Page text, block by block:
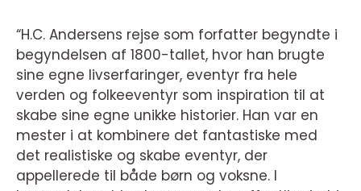
“H.C. Andersens rejse som forfatter begyndte i
begyndelsen af 1800-tallet, hvor han brugte
sine egne livserfaringer, eventyr fra hele
verden og folkeeventyr som inspiration til at
skabe sine egne unikke historier. Han var en
mester i at kombinere det fantastiske med
det realistiske og skabe eventyr, der
appellerede til både børn og voksne. I